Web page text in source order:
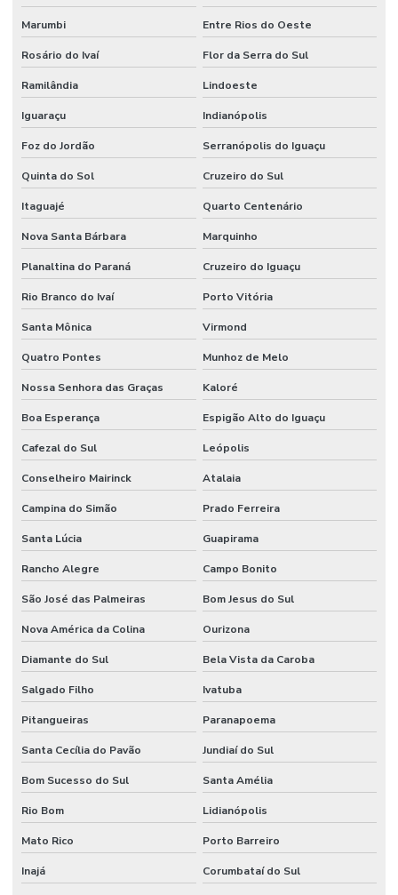
Marumbi Entre Rios do Oeste
Rosário do Ivaí Flor da Serra do Sul
Ramilândia Lindoeste
Iguaraçu Indianópolis
Foz do Jordão Serranópolis do Iguaçu
Quinta do Sol Cruzeiro do Sul
Itaguajé Quarto Centenário
Nova Santa Bárbara Marquinho
Planaltina do Paraná Cruzeiro do Iguaçu
Rio Branco do Ivaí Porto Vitória
Santa Mônica Virmond
Quatro Pontes Munhoz de Melo
Nossa Senhora das Graças Kaloré
Boa Esperança Espigão Alto do Iguaçu
Cafezal do Sul Leópolis
Conselheiro Mairinck Atalaia
Campina do Simão Prado Ferreira
Santa Lúcia Guapirama
Rancho Alegre Campo Bonito
São José das Palmeiras Bom Jesus do Sul
Nova América da Colina Ourizona
Diamante do Sul Bela Vista da Caroba
Salgado Filho Ivatuba
Pitangueiras Paranapoema
Santa Cecília do Pavão Jundiaí do Sul
Bom Sucesso do Sul Santa Amélia
Rio Bom Lidianópolis
Mato Rico Porto Barreiro
Inajá Corumbataí do Sul